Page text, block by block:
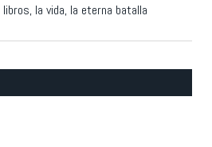
libros, la vida, la eterna batalla